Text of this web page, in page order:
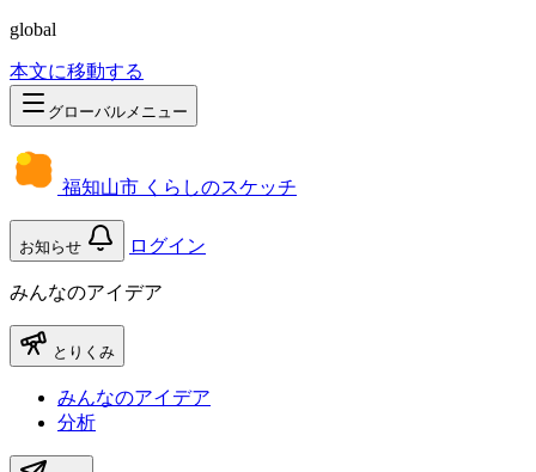
global
本文に移動する
グローバルメニュー
福知山市 くらしのスケッチ
お知らせ ログイン
みんなのアイデア
とりくみ
みんなのアイデア
分析